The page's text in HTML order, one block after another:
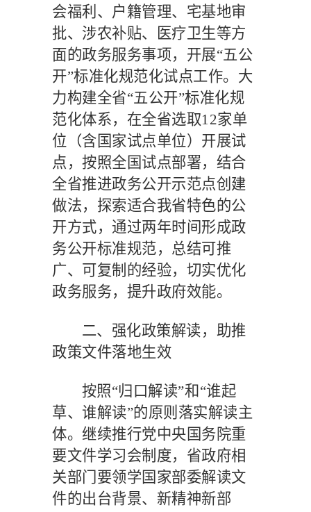
会福利、户籍管理、宅基地审
批、涉农补贴、医疗卫生等方
面的政务服务事项，开展“五公
开”标准化规范化试点工作。大
力构建全省“五公开”标准化规
范化体系，在全省选取12家单
位（含国家试点单位）开展试
点，按照全国试点部署，结合
全省推进政务公开示范点创建
做法，探索适合我省特色的公
开方式，通过两年时间形成政
务公开标准规范，总结可推
广、可复制的经验，切实优化
政务服务，提升政府效能。
二、强化政策解读，助推
政策文件落地生效
按照“归口解读”和“谁起
草、谁解读”的原则落实解读主
体。继续推行党中央国务院重
要文件学习会制度，省政府相
关部门要领学国家部委解读文
件的出台背景、新精神新部